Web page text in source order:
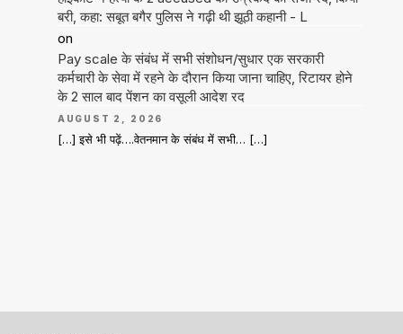
बरी, कहा: सबूत बगैर पुलिस ने गढ़ी थी झूठी कहानी - L
on
Pay scale के संबंध में सभी संशोधन/सुधार एक सरकारी
कर्मचारी के सेवा में रहने के दौरान किया जाना चाहिए, रिटायर होने
के 2 साल बाद पेंशन का वसूली आदेश रद
AUGUST 2, 2026
[…] इसे भी पढ़ें….वेतनमान के संबंध में सभी… […]